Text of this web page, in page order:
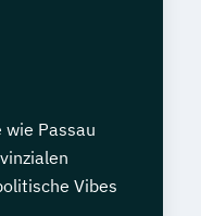
Passau
Vibes